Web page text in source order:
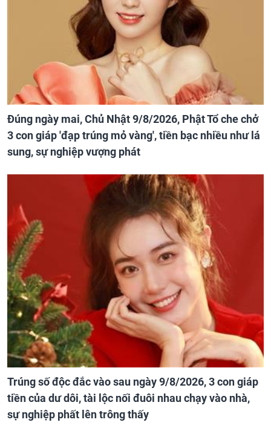
Đúng ngày mai, Chủ Nhật 9/8/2026, Phật Tổ che chở
3 con giáp 'đạp trúng mỏ vàng', tiền bạc nhiều như lá
sung, sự nghiệp vượng phát
Trúng số độc đắc vào sau ngày 9/8/2026, 3 con giáp
tiền của dư dôi, tài lộc nối đuôi nhau chạy vào nhà,
sự nghiệp phất lên trông thấy